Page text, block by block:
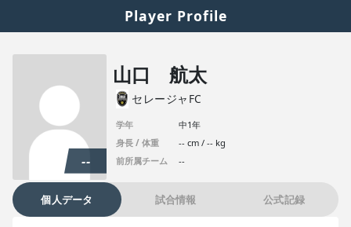
Player Profile
--
山口 航太
セレージャFC
学年
中1年
身長 / 体重
-- cm / -- kg
前所属チーム
--
個人データ 試合情報 公式記録